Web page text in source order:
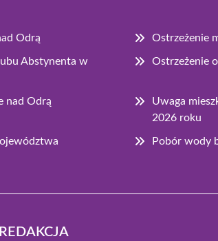
Odrą Ostrzeżenie
Abstynenta w
Ostrzeżenie
nad Odrą
Uwaga
2026 roku
Pobór wody
REDAKCJA